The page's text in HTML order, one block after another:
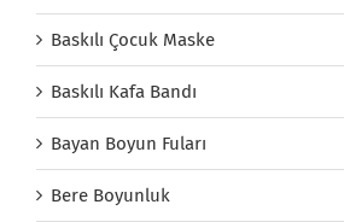
Baskılı Çocuk Maske
Baskılı Kafa Bandı
Bayan Boyun Fuları
Bere Boyunluk